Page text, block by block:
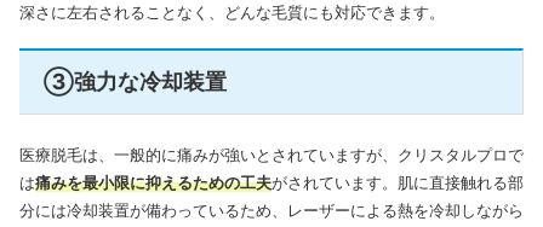
深さに左右されることなく、どんな毛質にも対応できます。
③強力な冷却装置
医療脱毛は、一般的に痛みが強いとされていますが、クリスタルプロで
は痛みを最小限に抑えるための工夫がされています。 肌に直接触れる部
分には冷却装置が備わっているため、レーザーによる熱を冷却しながら